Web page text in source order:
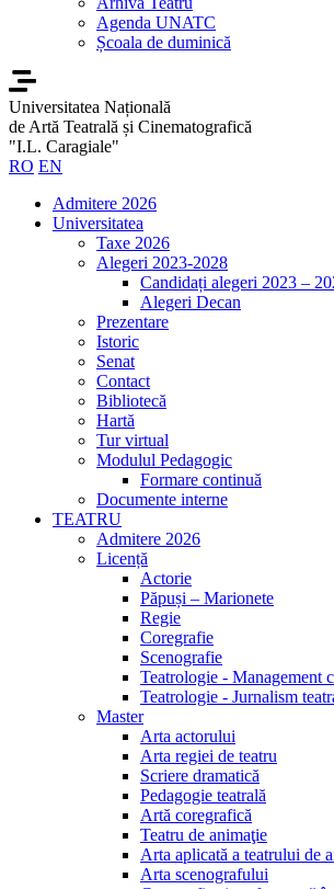
Agenda UNATC
Școala de duminică
Universitatea Națională
de Artă Teatrală și Cinematografică
"I.L. Caragiale"
RO EN
Admitere 2026
Universitatea
Taxe 2026
Alegeri 2023-2028
Candidați alegeri 2023 –
Alegeri Decan
Prezentare
Istoric
Senat
Contact
Bibliotecă
Hartă
Tur virtual
Modulul Pedagogic
Formare continuă
Documente interne
TEATRU
Admitere 2026
Licență
Actorie
Păpuși – Marionete
Regie
Coregrafie
Scenografie
Teatrologie - Management
Teatrologie - Jurnalism
Master
Arta actorului
Arta regiei de teatru
Scriere dramatică
Pedagogie teatrală
Artă coregrafică
Teatru de animaţie
Arta aplicată a teatrului de
Arta scenografului